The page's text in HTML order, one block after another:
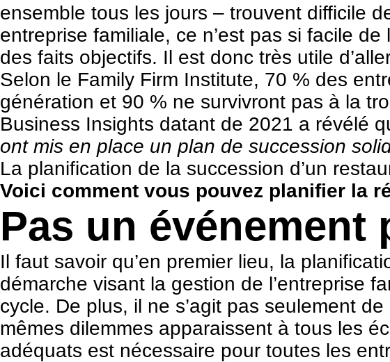
ensemble tous les jours – trouvent difficile
entreprise familiale, ce n’est pas si facile
des faits objectifs. Il est donc très utile
Selon le Family Firm Institute, 70 % des
génération et 90 % ne survivront pas à la
Business Insights datant de 2021 a révélé
ont mis en place un plan de succession
La planification de la succession d’un
Voici comment vous pouvez planifier la
Pas un événement
Il faut savoir qu’en premier lieu, la
démarche visant la gestion de l’entreprise
cycle. De plus, il ne s’agit pas seulement
mêmes dilemmes apparaissent à tous les
adéquats est nécessaire pour toutes les